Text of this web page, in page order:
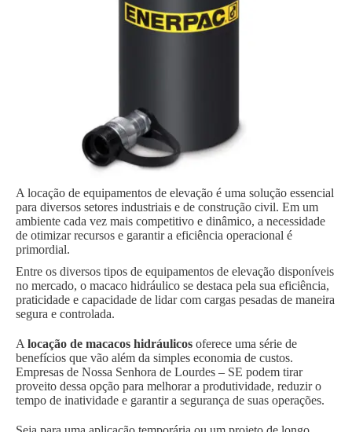
A locação de equipamentos de elevação é uma solução essencial
para diversos setores industriais e de construção civil. Em um
ambiente cada vez mais competitivo e dinâmico, a necessidade
de otimizar recursos e garantir a eficiência operacional é
primordial.
Entre os diversos tipos de equipamentos de elevação disponíveis
no mercado, o macaco hidráulico se destaca pela sua eficiência,
praticidade e capacidade de lidar com cargas pesadas de maneira
segura e controlada.
A locação de macacos hidráulicos oferece uma série de
benefícios que vão além da simples economia de custos.
Empresas de Nossa Senhora de Lourdes – SE podem tirar
proveito dessa opção para melhorar a produtividade, reduzir o
tempo de inatividade e garantir a segurança de suas operações.